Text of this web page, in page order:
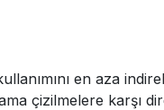
en aza
çizilmelere karşı